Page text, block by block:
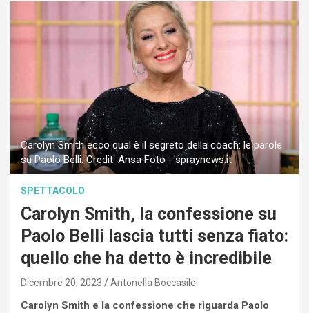
Carolyn Smith ecco qual è il segreto della coach: le parole
su Paolo Belli. Credit: Ansa Foto - spraynews.it
SPETTACOLO
Carolyn Smith, la confessione su
Paolo Belli lascia tutti senza fiato:
quello che ha detto è incredibile
Dicembre 20, 2023 Antonella Boccasile
Carolyn Smith e la confessione che riguarda Paolo